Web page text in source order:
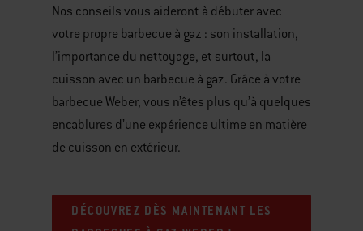
Nos conseils vous aideront à débuter avec
votre propre barbecue à gaz : son installation,
l’importance du nettoyage, et surtout, la
cuisson avec un barbecue à gaz. Grâce à votre
barbecue Weber, vous n’êtes plus qu’à quelques
encablures d’une expérience ultime en matière
de cuisson en extérieur.
DÉCOUVREZ DÈS MAINTENANT LES